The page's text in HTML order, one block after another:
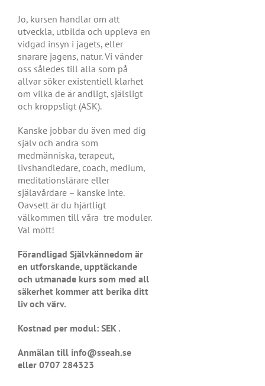
Jo, kursen handlar om att
utveckla, utbilda och uppleva en
vidgad insyn i jagets, eller
snarare jagens, natur. Vi vänder
oss således till alla som på
allvar söker existentiell klarhet
om vilka de är andligt, själsligt
och kroppsligt (ASK).
Kanske jobbar du även med dig
själv och andra som
medmänniska, terapeut,
livshandledare, coach, medium,
meditationslärare eller
själavårdare – kanske inte.
Oavsett är du hjärtligt
välkommen till våra tre moduler.
Väl mött!
Förandligad Självkännedom är
en utforskande, upptäckande
och utmanade kurs som med all
säkerhet kommer att berika ditt
liv och värv.
Kostnad per modul: SEK .
Anmälan till info@sseah.se
eller 0707 284323